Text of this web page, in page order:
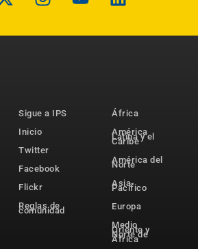
Sigue a IPS
Inicio
Twitter
Facebook
Flickr
Reglas de
comunidad
África
América
Latina y el
Caribe
América del
Norte
Asia-
Pacífico
Europa
Medio
Oriente y
Norte de
África